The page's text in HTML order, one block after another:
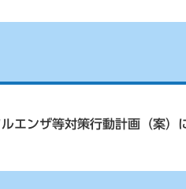
エンザ等対策行動計画（案）